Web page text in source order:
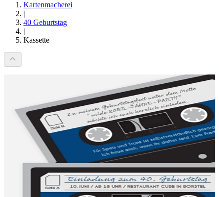
Kartenmacherei
|
40 Geburtstag
|
Kassette